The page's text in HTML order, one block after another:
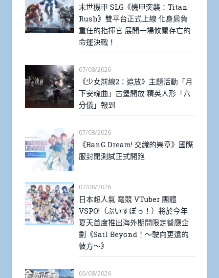
末世機甲 SLG《機甲突襲：Titan
Rush》雙平台正式上線 化身肩負
重任的指揮官 展開一場攸關存亡的
命運決戰！
07/08/2026
《少女前線2：追放》主題活動「月
下安魂曲」古堡開放 精英人形「六
分儀」報到
07/08/2026
《BanG Dream! 交織的樂章》國際
服封閉測試正式開跑
07/08/2026
日本超人氣 電競 VTuber 團體
VSPO!（ぶいすぽっ！）將於今年
夏天首度推出海外期間限定餐廳企
劃《Sail Beyond！～駛向更遠的
彼方～》
06/08/2026